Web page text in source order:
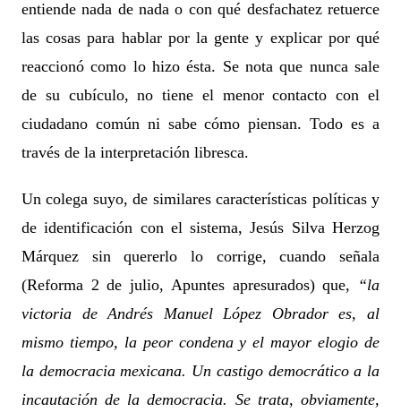
entiende nada de nada o con qué desfachatez retuerce
las cosas para hablar por la gente y explicar por qué
reaccionó como lo hizo ésta. Se nota que nunca sale
de su cubículo, no tiene el menor contacto con el
ciudadano común ni sabe cómo piensan. Todo es a
través de la interpretación libresca.
Un colega suyo, de similares características políticas y
de identificación con el sistema, Jesús Silva Herzog
Márquez sin quererlo lo corrige, cuando señala
(Reforma 2 de julio, Apuntes apresurados) que, “la
victoria de Andrés Manuel López Obrador es, al
mismo tiempo, la peor condena y el mayor elogio de
la democracia mexicana. Un castigo democrático a la
incautación de la democracia. Se trata, obviamente,